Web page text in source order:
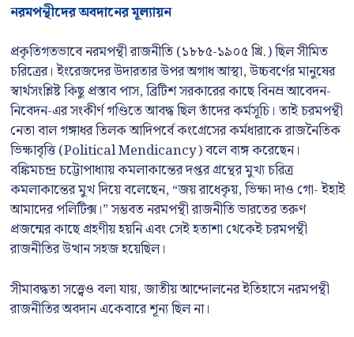
নরমপন্থীদের অবদানের মূল্যায়ন
প্রকৃতিগতভাবে নরমপন্থী রাজনীতি (১৮৮৫-১৯০৫ খ্রি.) ছিল সীমিত
চরিত্রের। ইংরেজদের উদারতার উপর অগাধ আস্থা, উচ্চবর্ণের মানুষের
স্বার্থসংশ্লিষ্ট কিছু প্রস্তাব পাস, ব্রিটিশ সরকারের কাছে বিনম্র আবেদন-
নিবেদন-এর সংকীর্ণ গণ্ডিতে আবদ্ধ ছিল তাঁদের কর্মসূচি। তাই চরমপন্থী
নেতা বাল গঙ্গাধর তিলক আদিপর্বে কংগ্রেসের কর্মধারাকে রাজনৈতিক
ভিক্ষাবৃত্তি (Political Mendicancy) বলে ব্যঙ্গ করেছেন।
বঙ্কিমচন্দ্র চট্টোপাধ্যায় কমলাকান্তের দপ্তর গ্রন্থের মুখ্য চরিত্র
কমলাকান্তের মুখ দিয়ে বলেছেন, “জয় রাধেকৃয়, ভিক্ষা দাও গো- ইহাই
আমাদের পলিটিক্স।” সম্ভবত নরমপন্থী রাজনীতি ভারতের তরুণ
প্রজন্মের কাছে গ্রহণীয় হয়নি এবং সেই হতাশা থেকেই চরমপন্থী
রাজনীতির উত্থান সহজ হয়েছিল।
সীমাবদ্ধতা সত্ত্বেও বলা যায়, জাতীয় আন্দোলনের ইতিহাসে নরমপন্থী
রাজনীতির অবদান একেবারে শূন্য ছিল না।